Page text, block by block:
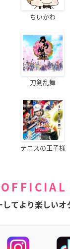
ちいかわ
刀剣乱舞
テニスの王子様
OFFICIAL
してより楽しいオ